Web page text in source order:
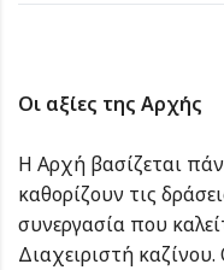
Οι αξίες της Αρχής
Η Αρχή βασίζεται
καθορίζουν τις
συνεργασία που
Διαχειριστή καζίνου.